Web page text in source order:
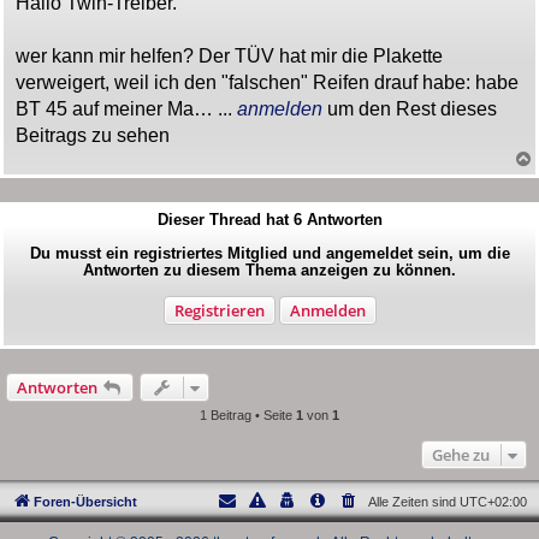
t
g
wer kann mir helfen? Der TÜV hat mir die Plakette
verweigert, weil ich den "falschen" Reifen drauf habe: habe
BT 45 auf meiner Ma… ... anmelden um den Rest dieses
Beitrags zu sehen
Dieser Thread hat 6Antworten
Du musst ein registriertes Mitglied und angemeldet sein, um die
Antworten zu diesem Thema anzeigen zu können.
Registrieren Anmelden
Antworten
1 Beitrag • Seite 1 von 1
Gehe zu
Foren-Übersicht Alle Zeiten sind UTC+02:00